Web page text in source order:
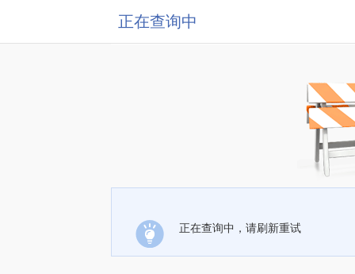
正在查询中
正在查询中，请刷新重试